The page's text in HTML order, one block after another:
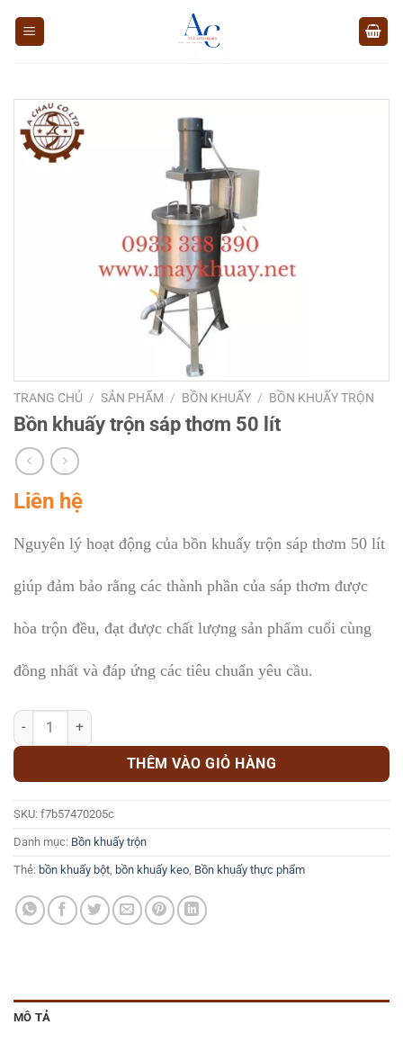
TRANG CHỦ / SẢN PHẨM / BỒN KHUẤY / BỒN KHUẤY TRỘN
Bồn khuấy trộn sáp thơm 50 lít
Liên hệ
Nguyên lý hoạt động của bồn khuấy trộn sáp thơm 50 lít
giúp đảm bảo rằng các thành phần của sáp thơm được
hòa trộn đều, đạt được chất lượng sản phẩm cuối cùng
đồng nhất và đáp ứng các tiêu chuẩn yêu cầu.
Bồn khuấy trộn sáp thơm 50 lít số lượng
THÊM VÀO GIỎ HÀNG
SKU: f7b57470205c
Danh mục: Bồn khuấy trộn
Thẻ: bồn khuấy bột, bồn khuấy keo, Bồn khuấy thực phẩm
MÔ TẢ